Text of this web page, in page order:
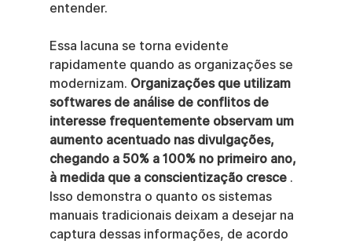
entender.
Essa lacuna se torna evidente
rapidamente quando as organizações se
modernizam. Organizações que utilizam
softwares de análise de conflitos de
interesse frequentemente observam um
aumento acentuado nas divulgações,
chegando a 50% a 100% no primeiro ano,
à medida que a conscientização cresce .
Isso demonstra o quanto os sistemas
manuais tradicionais deixam a desejar na
captura dessas informações, de acordo